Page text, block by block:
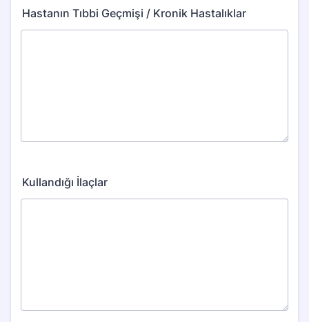
Hastanın Tıbbi Geçmişi / Kronik Hastalıklar
Kullandığı İlaçlar